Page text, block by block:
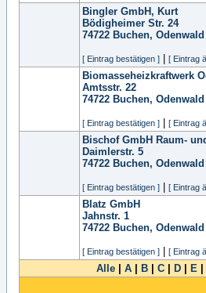
Bingler GmbH, Kurt
Bödigheimer Str. 24
74722 Buchen, Odenwald
[ Eintrag bestätigen ] [ Eintrag
Biomasseheizkraftwerk
Amtsstr. 22
74722 Buchen, Odenwald
[ Eintrag bestätigen ] [ Eintrag
Bischof GmbH Raum-
Daimlerstr. 5
74722 Buchen, Odenwald
[ Eintrag bestätigen ] [ Eintrag
Blatz GmbH
Jahnstr. 1
74722 Buchen, Odenwald
[ Eintrag bestätigen ] [ Eintrag
Alle A B C D E